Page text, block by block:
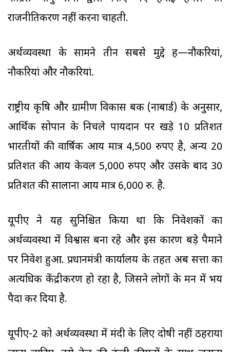
राजनीतिकरण नहीं करना चाहती.
अर्थव्यवस्था के सामने तीन सबसे मुद्दे हैं—नौकरियां,
नौकरियां और नौकरियां.
राष्ट्रीय कृषि और ग्रामीण विकास बैंक (नाबार्ड) के अनुसार,
आर्थिक सोपान के निचले पायदान पर खड़े 10 प्रतिशत
भारतीयों की वार्षिक आय मात्र 4,500 रुपए है, अन्य 20
प्रतिशत की आय केवल 5,000 रुपए और उसके बाद 30
प्रतिशत की सालाना आय मात्र 6,000 रु. है.
यूपीए ने यह सुनिश्चित किया था कि निवेशकों का
अर्थव्यवस्था में विश्वास बना रहे और इस कारण बड़े पैमाने
पर निवेश हुआ. प्रधानमंत्री कार्यालय के तहत अब सत्ता का
अत्यधिक केंद्रीकरण हो रहा है, जिसने लोगों के मन में भय
पैदा कर दिया है.
यूपीए-2 को अर्थव्यवस्था में मंदी के लिए दोषी नहीं ठहराया